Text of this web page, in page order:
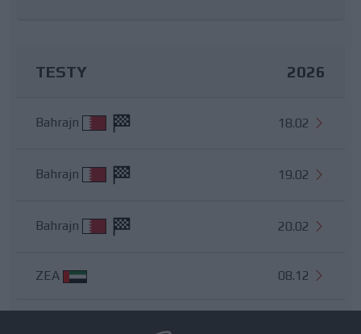
TESTY 2026
Bahrajn 18.02
Bahrajn 19.02
Bahrajn 20.02
ZEA 08.12